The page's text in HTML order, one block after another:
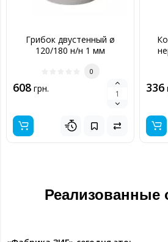
Грибок двустенный ø
120/180 н/н 1 мм
0
608 грн. 336
Реализованные